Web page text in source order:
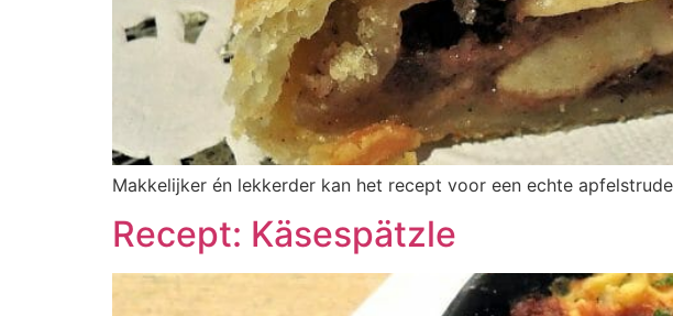
Makkelijker én lekkerder kan het recept voor een echte
Recept: Käsespätzle